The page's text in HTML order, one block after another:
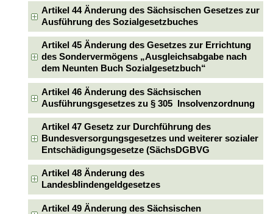
Artikel 44 Änderung des Sächsischen Gesetzes zur
Ausführung des Sozialgesetzbuches
Artikel 45 Änderung des Gesetzes zur Errichtung
des Sondervermögens „Ausgleichsabgabe nach
dem Neunten Buch Sozialgesetzbuch“
Artikel 46 Änderung des Sächsischen
Ausführungsgesetzes zu § 305 Insolvenzordnung
Artikel 47 Gesetz zur Durchführung des
Bundesversorgungsgesetzes und weiterer sozialer
Entschädigungsgesetze (SächsDGBVG
Artikel 48 Änderung des
Landesblindengeldgesetzes
Artikel 49 Änderung des Sächsischen